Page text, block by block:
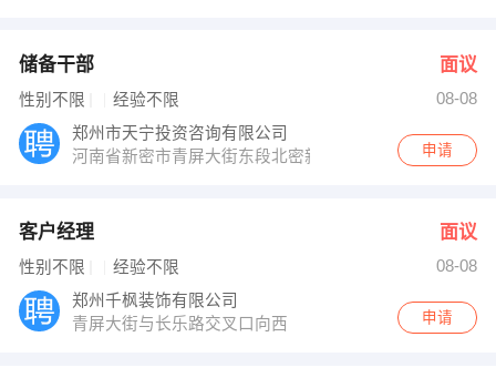
储备干部 面议
性别不限 经验不限
08-08
郑州市天宁投资咨询有限公司
河南省新密市青屏大街东段北密新路交叉口
申请
客户经理 面议
性别不限 经验不限
08-08
郑州千枫装饰有限公司
青屏大街与长乐路交叉口向西
申请